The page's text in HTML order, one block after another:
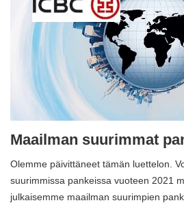
Maailman suurimmat
Olemme päivittäneet tämän luettelon.
suurimmissa pankeissa vuoteen 2021
julkaisemme maailman suurimpien